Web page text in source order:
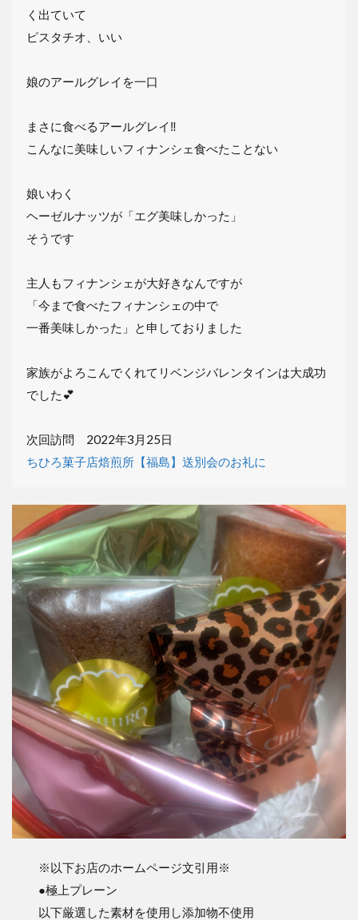
く出ていて
ピスタチオ、いい
娘のアールグレイを一口
まさに食べるアールグレイ‼︎
こんなに美味しいフィナンシェ食べたことない
娘いわく
ヘーゼルナッツが「エグ美味しかった」
そうです
主人もフィナンシェが大好きなんですが
「今まで食べたフィナンシェの中で
一番美味しかった」と申しておりました
家族がよろこんでくれてリベンジバレンタインは大成功
でした💕
次回訪問 2022年3月25日
ちひろ菓子店焙煎所【福島】送別会のお礼に
※以下お店のホームページ文引用※
●極上プレーン
以下厳選した素材を使用し添加物不使用